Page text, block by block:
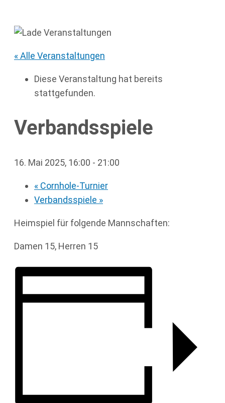
« Alle Veranstaltungen
Diese Veranstaltung hat bereits
stattgefunden.
Verbandsspiele
16. Mai 2025, 16:00 - 21:00
« Cornhole-Turnier
Verbandsspiele »
Heimspiel für folgende Mannschaften:
Damen 15, Herren 15